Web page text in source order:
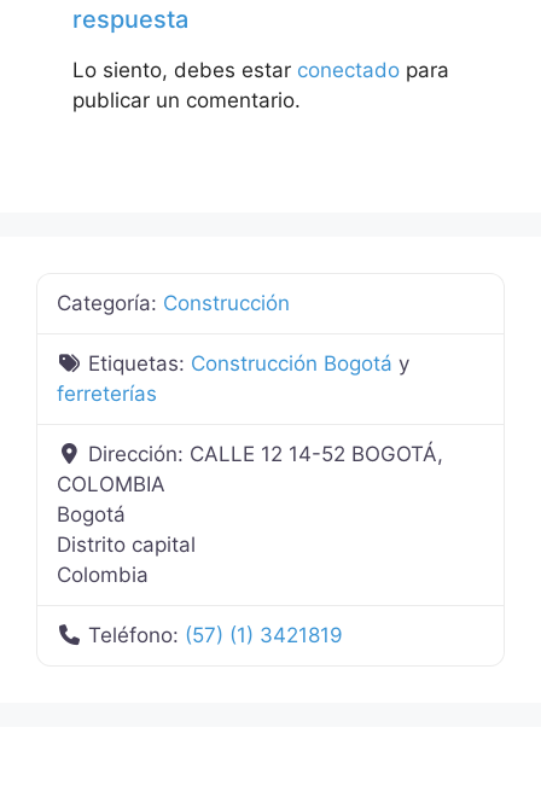
respuesta
Lo siento, debes estar conectado para
publicar un comentario.
Categoría: Construcción
Etiquetas: Construcción Bogotá y
ferreterías
Dirección: CALLE 12 14-52 BOGOTÁ,
COLOMBIA
Bogotá
Distrito capital
Colombia
Teléfono: (57) (1) 3421819